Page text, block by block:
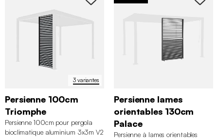
3 variantes
Persienne 100cm
Triomphe
Persienne 100cm pour pergola
bioclimatique aluminium 3x3m V2
Persienne lames
orientables 130cm
Palace
Persienne à lames orientables